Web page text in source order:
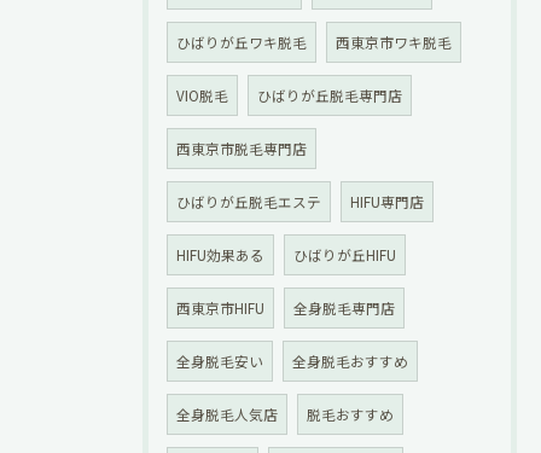
ひばりが丘ワキ脱毛 西東京市ワキ脱毛
VIO脱毛 ひばりが丘脱毛専門店
西東京市脱毛専門店
ひばりが丘脱毛エステ HIFU専門店
HIFU効果ある ひばりが丘HIFU
西東京市HIFU 全身脱毛専門店
全身脱毛安い 全身脱毛おすすめ
全身脱毛人気店 脱毛おすすめ